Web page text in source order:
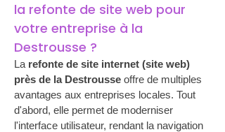
la refonte de site web pour
votre entreprise à la
Destrousse ?
La refonte de site internet (site web)
près de la Destrousse offre de multiples
avantages aux entreprises locales. Tout
d'abord, elle permet de moderniser
l'interface utilisateur, rendant la navigation